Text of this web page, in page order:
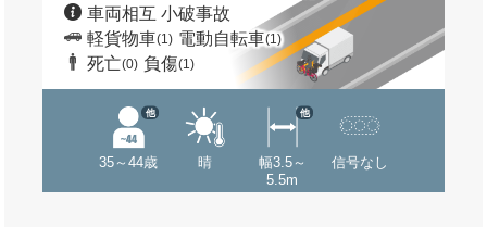
車両相互 小破事故
軽貨物車(1) 電動自転車(1)
死亡(0) 負傷(1)
35～44歳
他
晴
幅3.5～
5.5m
他
信号なし